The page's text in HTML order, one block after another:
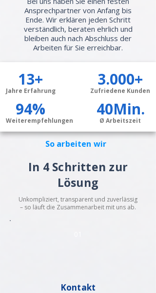
Ansprechpartner von Anfang bis
Ende. Wir erklären jeden Schritt
verständlich, beraten ehrlich und
bleiben auch nach Abschluss der
Arbeiten für Sie erreichbar.
13+
Jahre Erfahrung
94%
Weiterempfehlungen
3.000+
Zufriedene Kunden
40Min.
Ø Arbeitszeit
So arbeiten wir
In 4 Schritten zur
Lösung
Unkompliziert, transparent und zuverlässig
– so läuft die Zusammenarbeit mit uns ab.
Kontakt